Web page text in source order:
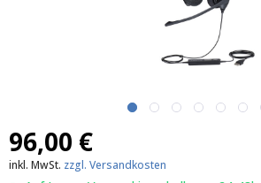
96,00 €
inkl. MwSt. zzgl. Versandkosten